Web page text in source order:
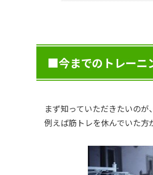
■今までのトレーニ
まず知っていただきたいのが
例えば筋トレを休んでいた方